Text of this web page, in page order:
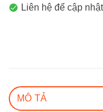
Liên hệ để cập
MÔ TẢ